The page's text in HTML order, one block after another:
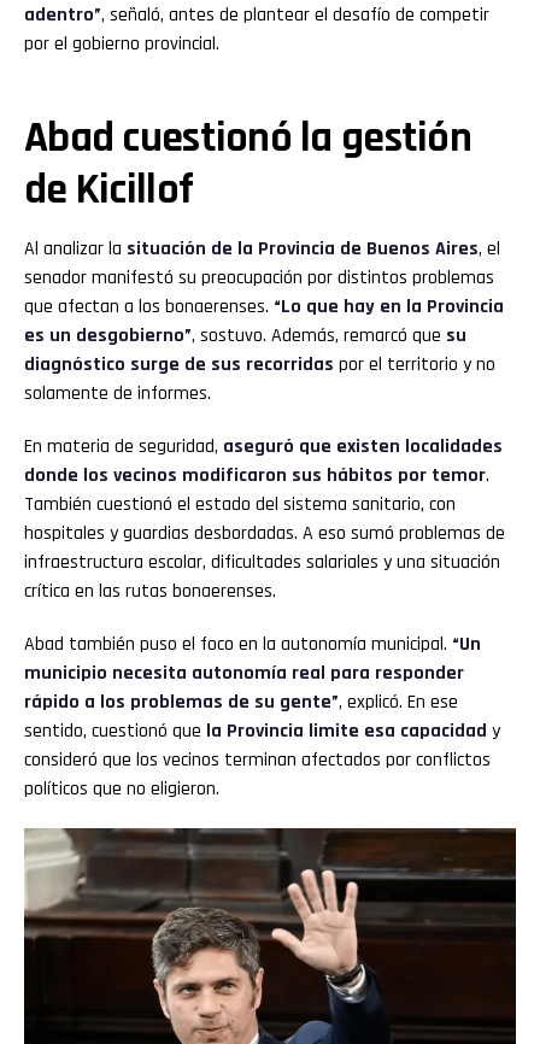
adentro”, señaló, antes de plantear el desafío de competir
por el gobierno provincial.
Abad cuestionó la gestión
de Kicillof
Al analizar la situación de la Provincia de Buenos Aires, el
senador manifestó su preocupación por distintos problemas
que afectan a los bonaerenses. “Lo que hay en la Provincia
es un desgobierno”, sostuvo. Además, remarcó que su
diagnóstico surge de sus recorridas por el territorio y no
solamente de informes.
En materia de seguridad, aseguró que existen localidades
donde los vecinos modificaron sus hábitos por temor.
También cuestionó el estado del sistema sanitario, con
hospitales y guardias desbordadas. A eso sumó problemas de
infraestructura escolar, dificultades salariales y una situación
crítica en las rutas bonaerenses.
Abad también puso el foco en la autonomía municipal. “Un
municipio necesita autonomía real para responder
rápido a los problemas de su gente”, explicó. En ese
sentido, cuestionó que la Provincia limite esa capacidad y
consideró que los vecinos terminan afectados por conflictos
políticos que no eligieron.